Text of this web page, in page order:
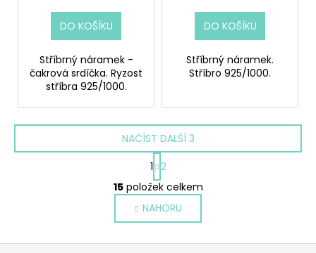
DO KOŠÍKU
Stříbrný náramek -
čakrová srdíčka. Ryzost
stříbra 925/1000.
DO KOŠÍKU
Stříbrný náramek.
Stříbro 925/1000.
O
v
l
á
d
NAČÍST DALŠÍ 3
S
t
r
á
n
k
o
1 2
15položek celkem
NAHORU